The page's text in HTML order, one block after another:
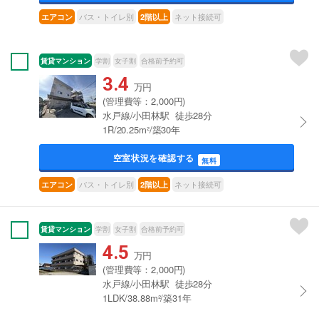
エアコン バス・トイレ別 2階以上 ネット接続可
賃貸マンション 学割 女子割 合格前予約可
3.4 万円
(管理費等：2,000円)
水戸線/小田林駅 徒歩28分
1R/20.25m²/築30年
空室状況を確認する 無料
エアコン バス・トイレ別 2階以上 ネット接続可
賃貸マンション 学割 女子割 合格前予約可
4.5 万円
(管理費等：2,000円)
水戸線/小田林駅 徒歩28分
1LDK/38.88m²/築31年